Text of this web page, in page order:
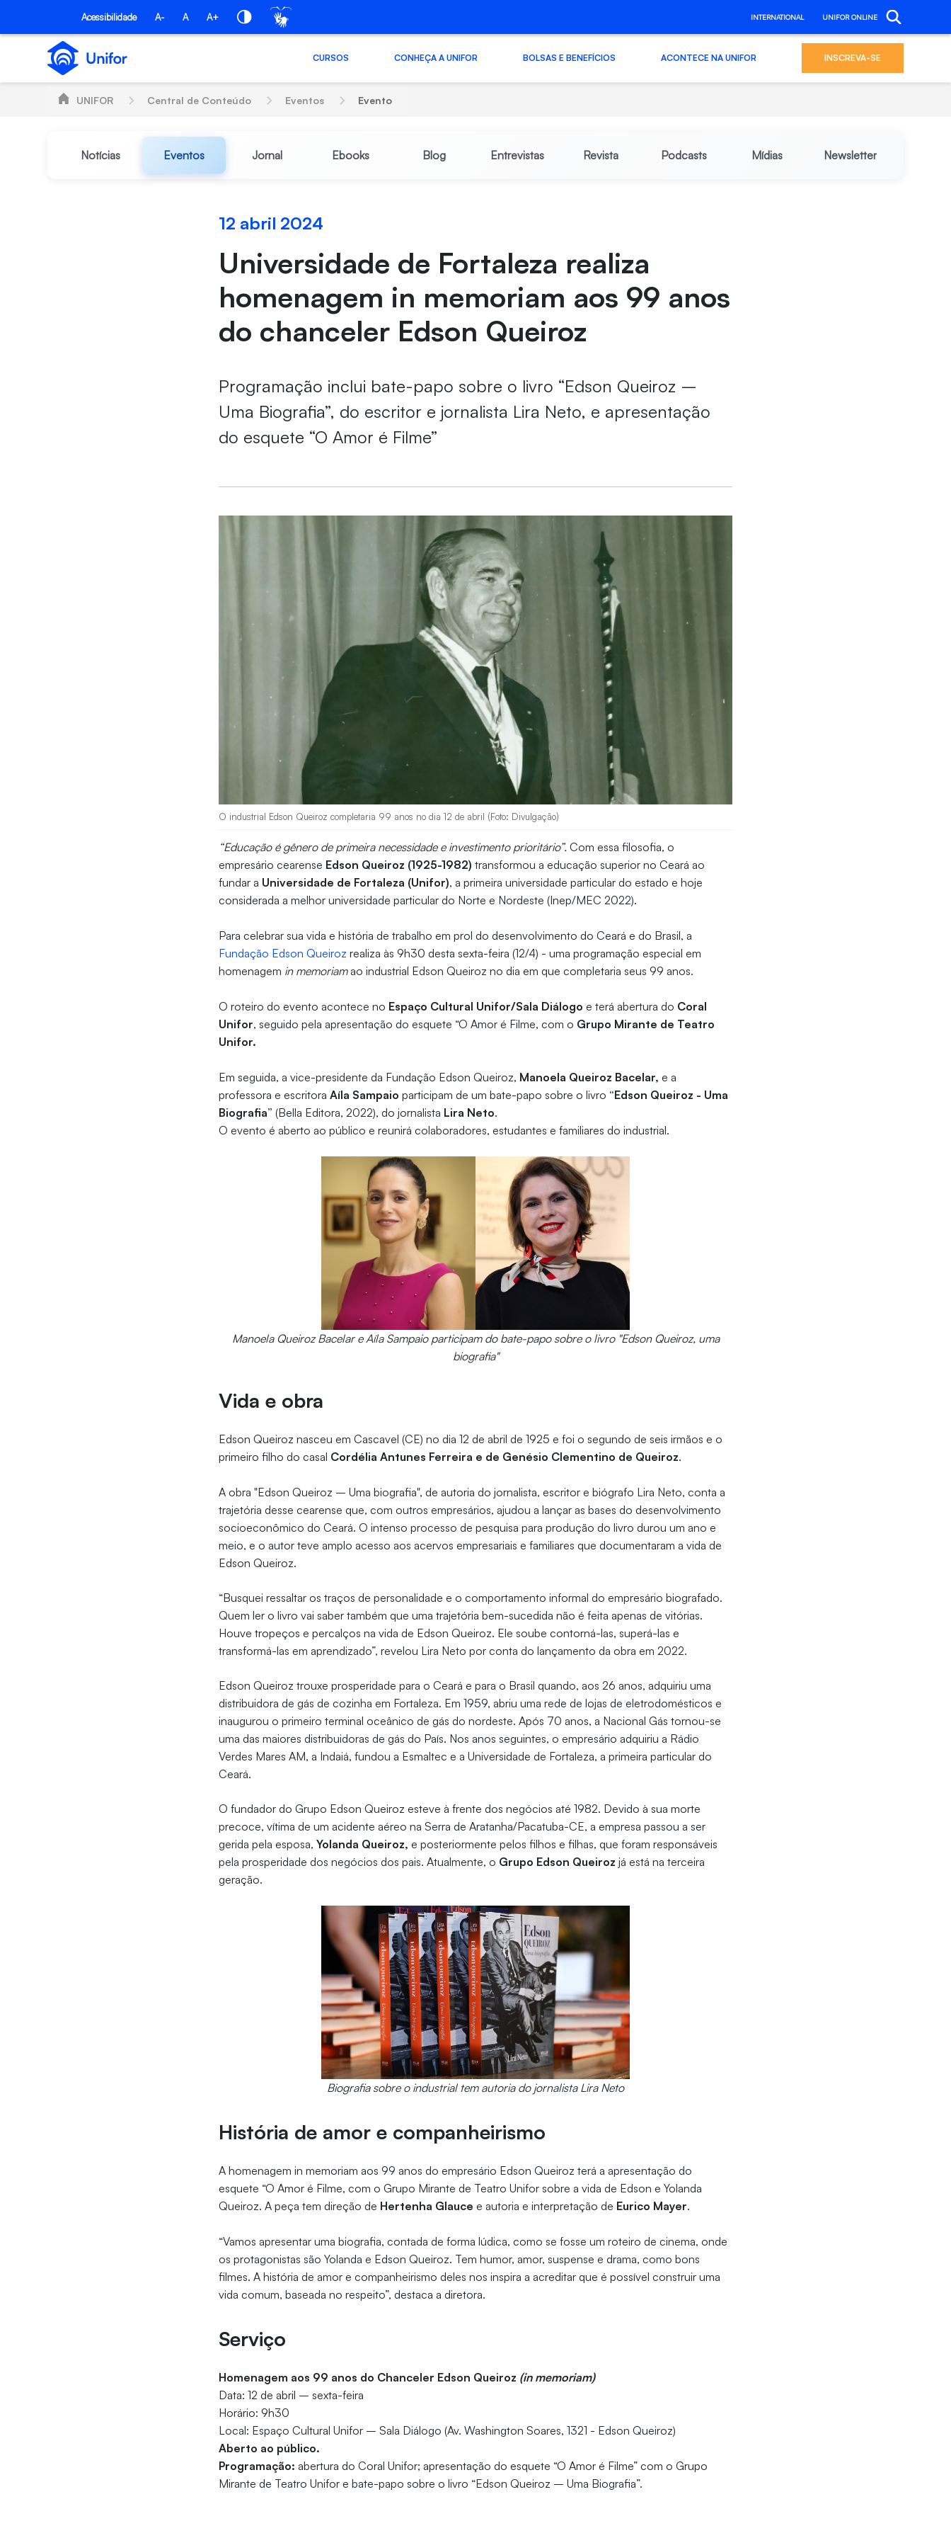
Pular para o Conteúdo principal
Acessibilidade A- A A+ INTERNATIONAL UNIFOR ONLINE
CURSOS CONHEÇA A UNIFOR BOLSAS E BENEFÍCIOS ACONTECE NA UNIFOR INSCREVA-SE
UNIFOR Central de Conteúdo Eventos Evento
Notícias Eventos Jornal Ebooks Blog Entrevistas Revista Podcasts Mídias Newsletter
12 abril 2024
Universidade de Fortaleza realiza
homenagem in memoriam aos 99 anos
do chanceler Edson Queiroz
Programação inclui bate-papo sobre o livro “Edson Queiroz –
Uma Biografia”, do escritor e jornalista Lira Neto, e apresentação
do esquete “O Amor é Filme”
O industrial Edson Queiroz completaria 99 anos no dia 12 de abril (Foto: Divulgação)
“Educação é gênero de primeira necessidade e investimento prioritário”. Com essa filosofia, o
empresário cearense Edson Queiroz (1925-1982)transformou a educação superior no Ceará ao
fundar a Universidade de Fortaleza (Unifor), a primeira universidade particular do estado e hoje
considerada a melhor universidade particular do Norte e Nordeste (Inep/MEC 2022).
Para celebrar sua vida e história de trabalho em prol do desenvolvimento do Ceará e do Brasil, a
Fundação Edson Queiroz realiza às 9h30 desta sexta-feira (12/4) - uma programação especial em
homenagem in memoriamao industrial Edson Queiroz no dia em que completaria seus 99 anos.
O roteiro do evento acontece no Espaço Cultural Unifor/Sala Diálogo e terá abertura do Coral
Unifor, seguido pela apresentação do esquete “O Amor é Filme, com o Grupo Mirante de Teatro
Unifor.
Em seguida, a vice-presidente da Fundação Edson Queiroz, Manoela Queiroz Bacelar, e a
professora e escritoraAíla Sampaio participam de um bate-papo sobre o livro “Edson Queiroz - Uma
Biografia” (Bella Editora, 2022), do jornalista Lira Neto.
O evento é aberto ao público e reunirá colaboradores, estudantes e familiares do industrial.
Manoela Queiroz Bacelar e Aíla Sampaio participam do bate-papo sobre o livro "Edson Queiroz, uma
biografia"
Vida e obra
Edson Queiroz nasceu em Cascavel (CE) no dia 12 de abril de 1925 e foi o segundo de seis irmãos e o
primeiro filho do casal Cordélia Antunes Ferreira e de Genésio Clementino de Queiroz.
A obra "Edson Queiroz – Uma biografia", de autoria do jornalista, escritor e biógrafo Lira Neto, conta a
trajetória desse cearense que, com outros empresários, ajudou a lançar as bases do desenvolvimento
socioeconômico do Ceará. O intenso processo de pesquisa para produção do livro durou um ano e
meio, e o autor teve amplo acesso aos acervos empresariais e familiares que documentaram a vida de
Edson Queiroz.
“Busquei ressaltar os traços de personalidade e o comportamento informal do empresário biografado.
Quem ler o livro vai saber também que uma trajetória bem-sucedida não é feita apenas de vitórias.
Houve tropeços e percalços na vida de Edson Queiroz. Ele soube contorná-las, superá-las e
transformá-las em aprendizado”, revelou Lira Neto por conta do lançamento da obra em 2022.
Edson Queiroz trouxe prosperidade para o Ceará e para o Brasil quando, aos 26 anos, adquiriu uma
distribuidora de gás de cozinha em Fortaleza. Em 1959, abriu uma rede de lojas de eletrodomésticos e
inaugurou o primeiro terminal oceânico de gás do nordeste. Após 70 anos, a Nacional Gás tornou-se
uma das maiores distribuidoras de gás do País. Nos anos seguintes, o empresário adquiriu a Rádio
Verdes Mares AM, a Indaiá, fundou a Esmaltec e a Universidade de Fortaleza, a primeira particular do
Ceará.
O fundador do Grupo Edson Queiroz esteve à frente dos negócios até 1982. Devido à sua morte
precoce, vítima de um acidente aéreo na Serra de Aratanha/Pacatuba-CE, a empresa passou a ser
gerida pela esposa,Yolanda Queiroz,e posteriormente pelos filhos e filhas, que foram responsáveis
pela prosperidade dos negócios dos pais. Atualmente, o Grupo Edson Queiroz já está na terceira
geração.
Biografia sobre o industrial tem autoria do jornalista Lira Neto
História de amor e companheirismo
A homenagem in memoriam aos 99 anos do empresário Edson Queiroz terá a apresentação do
esquete “O Amor é Filme, com o Grupo Mirante de Teatro Unifor sobre a vida de Edson e Yolanda
Queiroz. A peça tem direção de Hertenha Glauce e autoria e interpretação de Eurico Mayer.
“Vamos apresentar uma biografia, contada de forma lúdica, como se fosse um roteiro de cinema, onde
os protagonistas são Yolanda e Edson Queiroz. Tem humor, amor, suspense e drama, como bons
filmes. A história de amor e companheirismo deles nos inspira a acreditar que é possível construir uma
vida comum, baseada no respeito”, destaca a diretora.
Serviço
Homenagem aos 99 anos do Chanceler Edson Queiroz (in memoriam)
Data: 12 de abril – sexta-feira
Horário: 9h30
Local: Espaço Cultural Unifor – Sala Diálogo (Av. Washington Soares, 1321 - Edson Queiroz)
Aberto ao público.
Programação: abertura do Coral Unifor; apresentação do esquete “O Amor é Filme” com o Grupo
Mirante de Teatro Unifor e bate-papo sobre o livro “Edson Queiroz – Uma Biografia”.